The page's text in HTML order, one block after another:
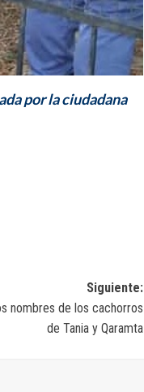
por la ciudadana
Siguiente:
nombres de los cachorros
de Tania y Qaramta